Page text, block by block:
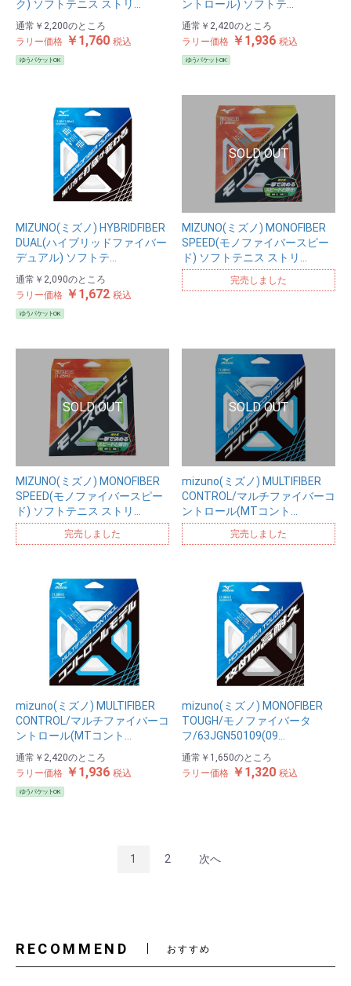
ク) ソフトテニス ストリ…
通常 ￥2,200のところ
ラリー価格 ￥1,760 税込
ゆうパケットOK
ントロール) ソフトテ…
通常 ￥2,420のところ
ラリー価格 ￥1,936 税込
ゆうパケットOK
MIZUNO(ミズノ) HYBRIDFIBER
DUAL(ハイブリッドファイバー
デュアル) ソフトテ…
通常 ￥2,090のところ
ラリー価格 ￥1,672 税込
ゆうパケットOK
MIZUNO(ミズノ) MONOFIBER
SPEED(モノファイバースピー
ド) ソフトテニス ストリ…
完売しました
MIZUNO(ミズノ) MONOFIBER
SPEED(モノファイバースピー
ド) ソフトテニス ストリ…
完売しました
mizuno(ミズノ) MULTIFIBER
CONTROL/マルチファイバーコ
ントロール(MTコント…
完売しました
mizuno(ミズノ) MULTIFIBER
CONTROL/マルチファイバーコ
ントロール(MTコント…
通常 ￥2,420のところ
ラリー価格 ￥1,936 税込
ゆうパケットOK
mizuno(ミズノ) MONOFIBER
TOUGH/モノファイバータ
フ/63JGN50109(09…
通常 ￥1,650のところ
ラリー価格 ￥1,320 税込
1 2 次へ
RECOMMEND おすすめ